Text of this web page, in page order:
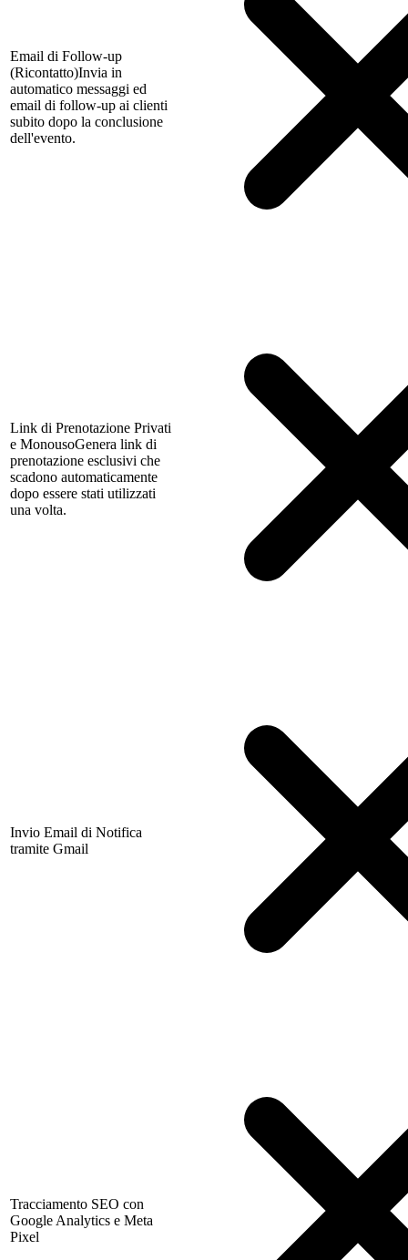
Email di Follow-up
(Ricontatto)Invia in
automatico messaggi ed
email di follow-up ai clienti
subito dopo la conclusione
dell'evento.
Link di Prenotazione Privati
e MonousoGenera link di
prenotazione esclusivi che
scadono automaticamente
dopo essere stati utilizzati
una volta.
Invio Email di Notifica
tramite Gmail
Tracciamento SEO con
Google Analytics e Meta
Pixel